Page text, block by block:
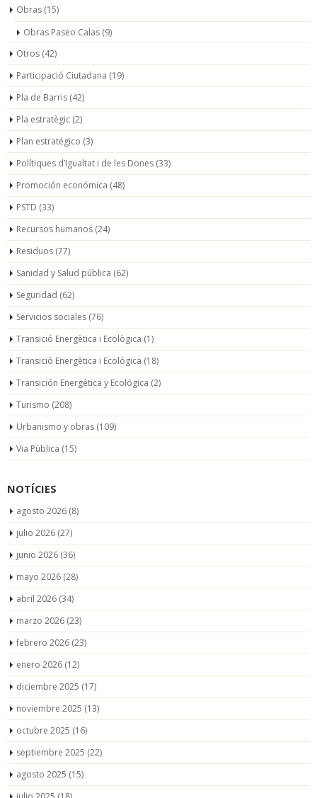
Obras (15)
Obras Paseo Calas (9)
Otros (42)
Participació Ciutadana (19)
Pla de Barris (42)
Pla estratègic (2)
Plan estratégico (3)
Polítiques d’Igualtat i de les Dones (33)
Promoción económica (48)
PSTD (33)
Recursos humanos (24)
Residuos (77)
Sanidad y Salud pública (62)
Seguridad (62)
Servicios sociales (76)
Transició Energètica i Ecològica (1)
Transició Energètica i Ecològica (18)
Transición Energética y Ecológica (2)
Turismo (208)
Urbanismo y obras (109)
Via Pública (15)
NOTÍCIES
agosto 2026 (8)
julio 2026 (27)
junio 2026 (36)
mayo 2026 (28)
abril 2026 (34)
marzo 2026 (23)
febrero 2026 (23)
enero 2026 (12)
diciembre 2025 (17)
noviembre 2025 (13)
octubre 2025 (16)
septiembre 2025 (22)
agosto 2025 (15)